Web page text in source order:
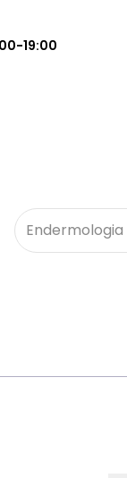
19:00
Endermologia